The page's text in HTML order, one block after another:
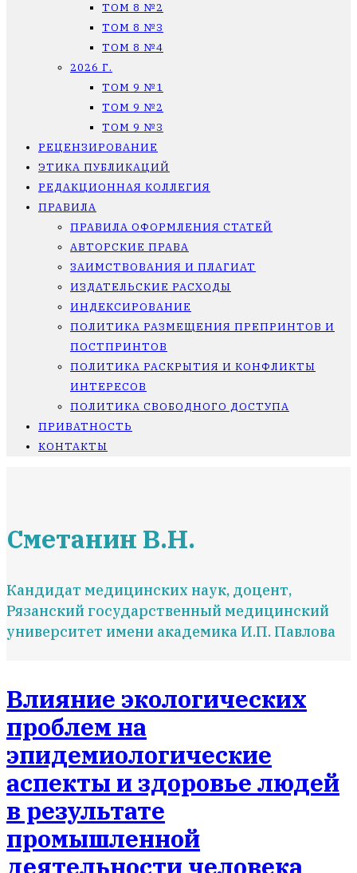
ТОМ 8 №2
ТОМ 8 №3
ТОМ 8 №4
2026 Г.
ТОМ 9 №1
ТОМ 9 №2
ТОМ 9 №3
РЕЦЕНЗИРОВАНИЕ
ЭТИКА ПУБЛИКАЦИЙ
РЕДАКЦИОННАЯ КОЛЛЕГИЯ
ПРАВИЛА
ПРАВИЛА ОФОРМЛЕНИЯ СТАТЕЙ
АВТОРСКИЕ ПРАВА
ЗАИМСТВОВАНИЯ И ПЛАГИАТ
ИЗДАТЕЛЬСКИЕ РАСХОДЫ
ИНДЕКСИРОВАНИЕ
ПОЛИТИКА РАЗМЕЩЕНИЯ ПРЕПРИНТОВ И
ПОСТПРИНТОВ
ПОЛИТИКА РАСКРЫТИЯ И КОНФЛИКТЫ
ИНТЕРЕСОВ
ПОЛИТИКА СВОБОДНОГО ДОСТУПА
ПРИВАТНОСТЬ
КОНТАКТЫ
Сметанин В.Н.
Кандидат медицинских наук, доцент,
Рязанский государственный медицинский
университет имени академика И.П. Павлова
Влияние экологических
проблем на
эпидемиологические
аспекты и здоровье людей
в результате
промышленной
деятельности человека